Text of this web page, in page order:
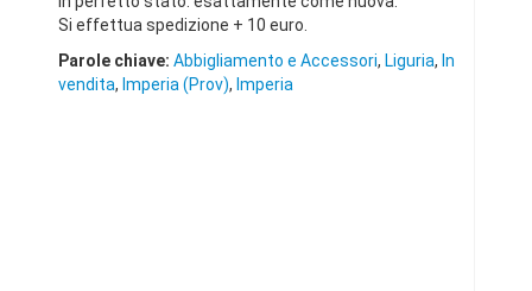
Si effettua spedizione + 10 euro.
Parole chiave: Abbigliamento e Accessori, Liguria, In
vendita, Imperia (Prov), Imperia